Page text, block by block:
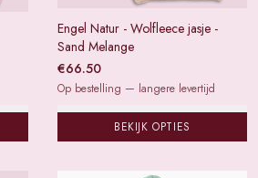
Engel Natur - Wolfleece jasje -
Sand Melange
€66.50
Op bestelling — langere levertijd
BEKIJK OPTIES